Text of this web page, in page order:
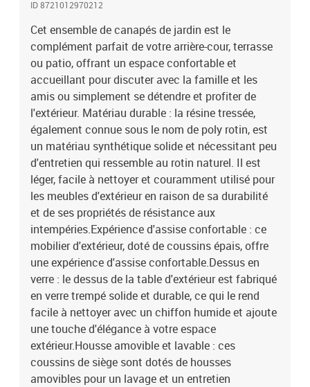
votre espace extérieur.Housse amovible et lavable : ces coussins
de siège sont dotés de housses amovibles pour un lavage et un
entretien faciles.Conception modulaire : cet ensemble de meubles
d'extérieur a une conception modulaire, ce qui le rend
complètement flexible et facile à déplacer, afin que vous puissiez
créer un agencement de meubles d'extérieur personnalisé. Bon à
savoir :Pour que vos meubles d'extérieur restent beaux, nous vous
recommandons de les protéger avec une housse
imperméable.Capacité de charge maximale (par siège) : 110
kgRésistance aux UVPieds réglables en plastiqueAssemblage
requis : ouiSiège central :Couleur : grisMatériau : résine tressée,
acier enduit de poudreDimensions : 55 x 62 x 69 cm (l x P x
H)Dimension du siège : 55 x 55 cm (l x P)Hauteur du siège à partir
du sol : 37 cmSiège d'angle :Couleur : grisMatériau : résine tressée,
acier enduit de poudreDimensions : 62 x 62 x 69 cm (l x P x
H)Dimension du siège : 55 x 55 cm (l x P)Hauteur du siège à partir
du sol : 37 cmTable :Couleur : grisMatériau : résine tressée, verre
trempéDimensions : 55 x 55 x 37 cm (L x l x H)Coussin :Couleur :
gris foncéMatériau de la couverture : tissu (100 %
polyester)Matériau de remplissage du coussin de siège :
mousseMatériau de remplissage du coussin de dossier : fibre de
cotonDimensions du coussin de siège : 55 x 55 x 3 cm (l x P x
é)Dimensions du coussin de dossier : 55 x 45 x 13 cm (L x l x é)La
livraison contient :7 x siège central4 x siège d'angle1 x table de
jardin11 x coussin de siège avec housse amovible et lavable15 x
coussin de dossier
ID 8721012970212
Cet ensemble de canapés de jardin est le
complément parfait de votre arrière-cour, terrasse
ou patio, offrant un espace confortable et
accueillant pour discuter avec la famille et les
amis ou simplement se détendre et profiter de
l'extérieur. Matériau durable : la résine tressée,
également connue sous le nom de poly rotin, est
un matériau synthétique solide et nécessitant peu
d'entretien qui ressemble au rotin naturel. Il est
léger, facile à nettoyer et couramment utilisé pour
les meubles d'extérieur en raison de sa durabilité
et de ses propriétés de résistance aux
intempéries.Expérience d'assise confortable : ce
mobilier d'extérieur, doté de coussins épais, offre
une expérience d'assise confortable.Dessus en
verre : le dessus de la table d'extérieur est fabriqué
en verre trempé solide et durable, ce qui le rend
facile à nettoyer avec un chiffon humide et ajoute
une touche d'élégance à votre espace
extérieur.Housse amovible et lavable : ces
coussins de siège sont dotés de housses
amovibles pour un lavage et un entretien